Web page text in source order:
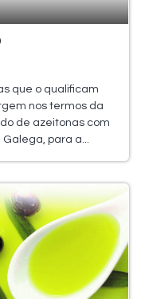
que o qualificam
nos termos da
de azeitonas com
para a...